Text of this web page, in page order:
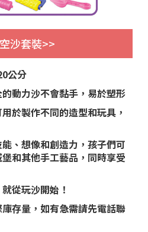
沙套裝>>
公分
動力沙不會黏手，易於塑形
於製作不同的造型和玩具，
、想像和創造力，孩子們可
和其他手工藝品，同時享受
從玩沙開始！
存量，如有急需請先電話聯